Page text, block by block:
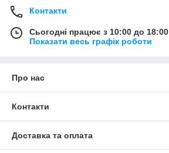
Контакти
Сьогодні працює з 10:00 до 18:00
Показати весь графік роботи
Про нас
Контакти
Доставка та оплата